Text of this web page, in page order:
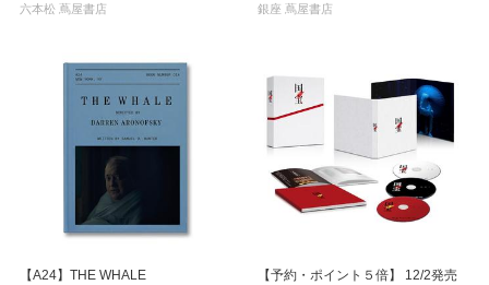
六本松 蔦屋書店 銀座 蔦屋書店
【A24】THE WHALE
【予約・ポイント５倍】 12/2発売